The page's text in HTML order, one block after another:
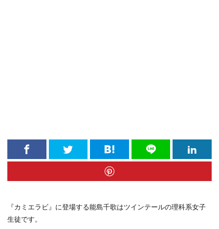
『カミエラビ』に登場する能島千歌はツインテールの理科系女子
生徒です。